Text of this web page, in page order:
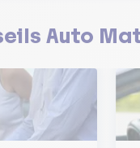
Auto